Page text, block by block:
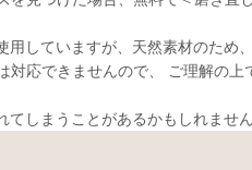
していますが、天然素材のため
対応できませんので、 ご理解の上
しまうことがあるかもしれませ